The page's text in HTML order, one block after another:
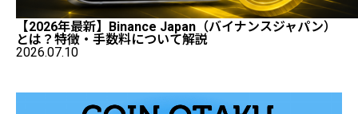
【2026年最新】Binance Japan（バイナンスジャパン）
とは？特徴・手数料について解説
2026.07.10